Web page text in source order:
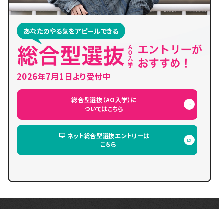
あなたのやる気をアピールできる
2026年7月1日より受付中
総合型選抜（AO入学）に
ついてはこちら
ネット総合型選抜エントリーは
こちら